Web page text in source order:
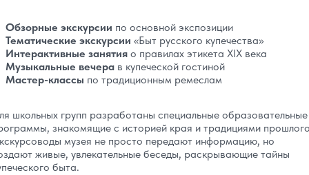
Обзорные экскурсии по основной экспозиции
Тематические экскурсии «Быт русского купечества»
Интерактивные занятия о правилах этикета XIX века
Музыкальные вечера в купеческой гостиной
Мастер-классы по традиционным ремеслам
школьных групп разработаны специальные образовательные
знакомящие с историей края и традициями
музея не просто передают информацию, но
живые, увлекательные беседы, раскрывающие тайны
быта.